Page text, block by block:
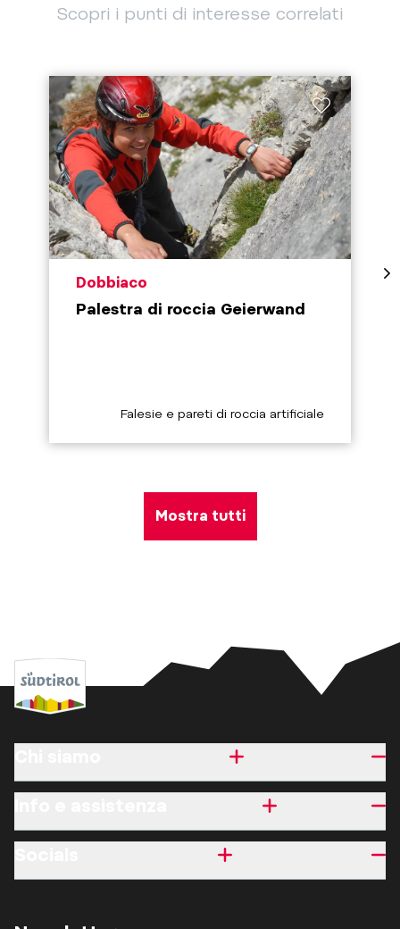
Scopri i punti di interesse correlati
aria.poi_location_prefix
Dobbiaco
Palestra di roccia Geierwand
aria.poi_category_prefix
Falesie e pareti di roccia artificiale
Mostra tutti